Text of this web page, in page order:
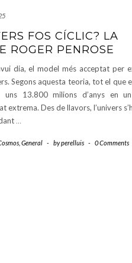
FOS CÍCLIC? LA
ROGER PENROSE
dia, el model més acceptat per
Segons aquesta teoria, tot el que
uns 13.800 milions d’anys en
extrema. Des de llavors, l’univers
…
General - byperelluis - 0 Comments